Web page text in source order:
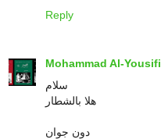
Reply
Mohammad Al-Yousifi
سلام
هلا بالشطار
دون جوان